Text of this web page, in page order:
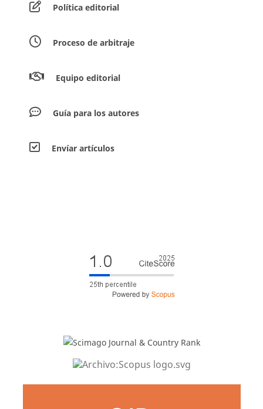
Política editorial
Proceso de arbitraje
Equipo editorial
Guía para los autores
Envíar artículos